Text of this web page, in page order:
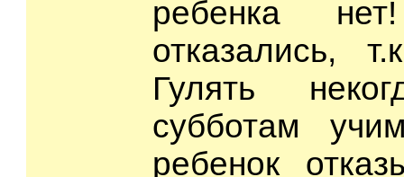
ребенка
отказались,
Гулять
субботам
ребенок